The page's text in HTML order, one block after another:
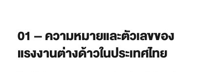
01 – ความหมายและตัวเลขของ
แรงงานต่างด้าวในประเทศไทย